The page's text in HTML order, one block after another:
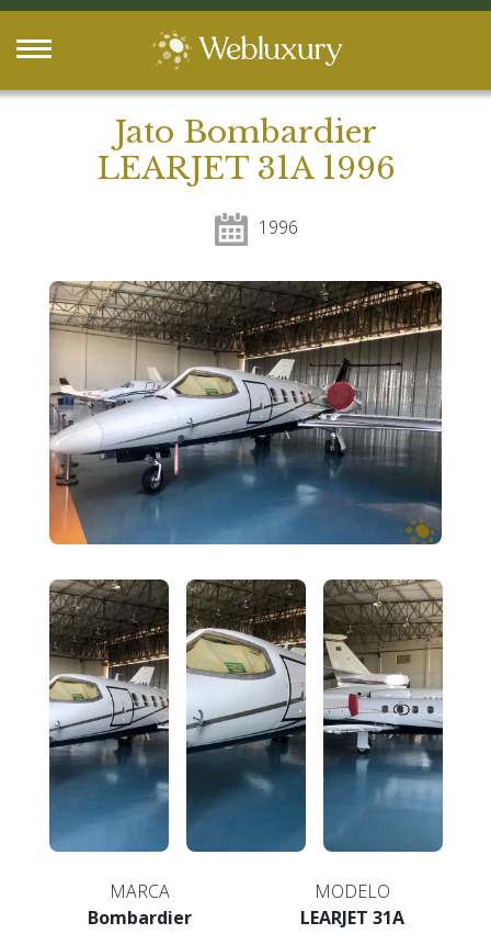
Jato Bombardier
LEARJET 31A 1996
1996
MARCA
Bombardier
MODELO
LEARJET 31A